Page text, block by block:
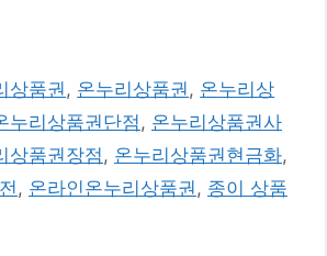
상품권, 온누리상품권 , 온누리상
누리상품권단점 , 온누리상품권사
상품권장점 , 온누리상품권현금화,
, 온라인온누리상품권 , 종이 상품